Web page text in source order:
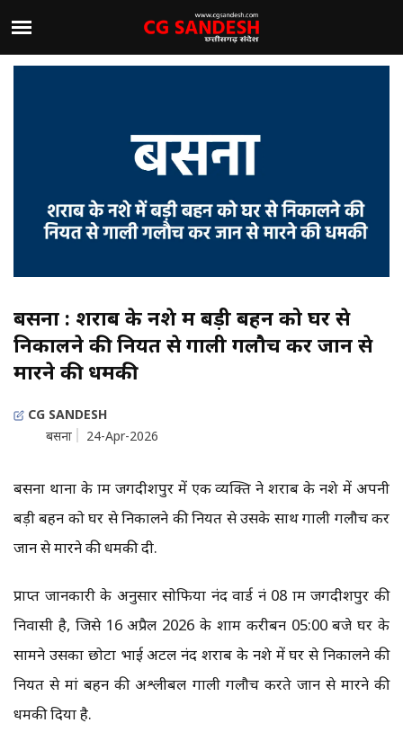
बसना : शराब के नशे में बड़ी बहन को घर से
निकालने की नियत से गाली गलौच कर जान से
मारने की धमकी
CG SANDESH
बसना
24-Apr-2026
बसना थाना के ग्राम जगदीशपुर में एक व्यक्ति ने शराब के नशे में अपनी
बड़ी बहन को घर से निकालने की नियत से उसके साथ गाली गलौच कर
जान से मारने की धमकी दी.
प्राप्त जानकारी के अनुसार सोफिया नंद वार्ड नं 08 ग्राम जगदीशपुर की
निवासी है, जिसे 16 अप्रैल 2026 के शाम करीबन 05:00 बजे घर के
सामने उसका छोटा भाई अटल नंद शराब के नशे में घर से निकालने की
नियत से मां बहन की अश्लीबल गाली गलौच करते जान से मारने की
धमकी दिया है.